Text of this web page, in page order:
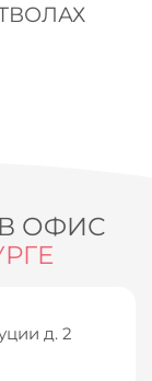
ОФИС
д. 2